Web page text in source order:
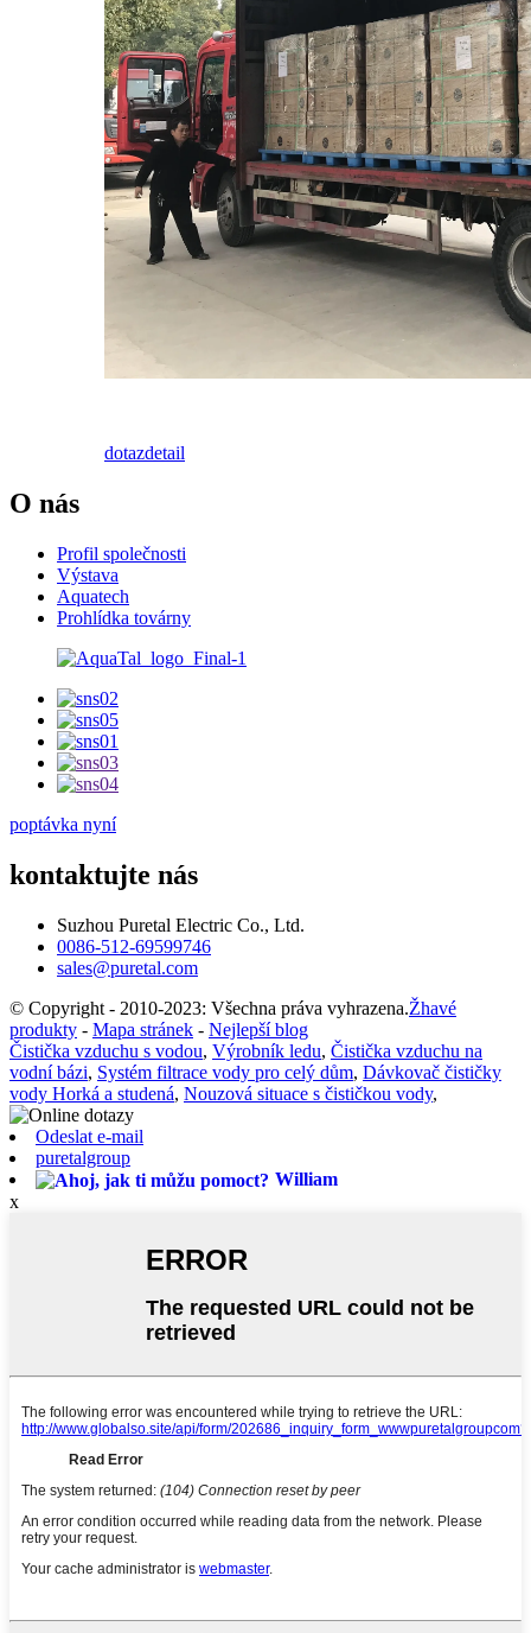
dotazdetail
O nás
Profil společnosti
Výstava
Aquatech
Prohlídka továrny
poptávka nyní
kontaktujte nás
Suzhou Puretal Electric Co., Ltd.
0086-512-69599746
sales@puretal.com
© Copyright - 2010-2023: Všechna práva vyhrazena.Žhavé
produkty - Mapa stránek - Nejlepší blog
Čistička vzduchu s vodou, Výrobník ledu, Čistička vzduchu na
vodní bázi, Systém filtrace vody pro celý dům, Dávkovač čističky
vody Horká a studená, Nouzová situace s čističkou vody,
Odeslat e-mail
puretalgroup
William
x